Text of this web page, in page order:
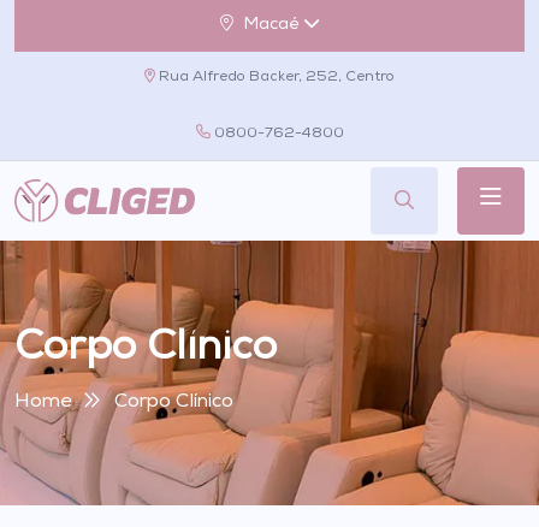
Macaé
Rua Alfredo Backer, 252, Centro
0800-762-4800
Corpo Clínico
Home Corpo Clínico